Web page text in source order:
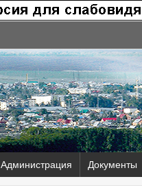
Администрация Документы